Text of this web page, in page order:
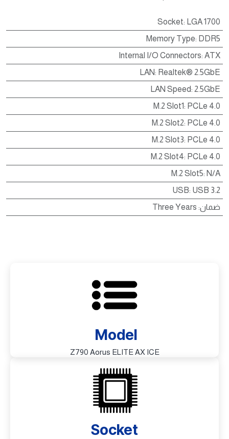
Socket: LGA 1700
Memory Type: DDR5
Internal I/O Connectors:ATX
LAN: Realtek® 2.5GbE
LAN Speed: 2.5GbE
M.2 Slot1: PCLe 4.0
M.2 Slot2: PCLe 4.0
M.2 Slot3: PCLe 4.0
M.2 Slot4: PCLe 4.0
M.2 Slot5: N/A
USB: USB 3.2
ضمان:
Three Years
Model
Z790 Aorus ELITE AX ICE
Socket